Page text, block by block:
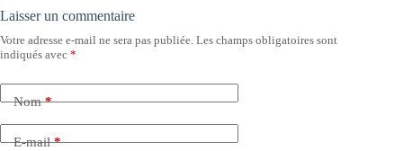
Laisser un commentaire
Votre adresse e-mail ne sera pas publiée. Les champs obligatoires sont
indiqués avec *
Nom*
E-mail*